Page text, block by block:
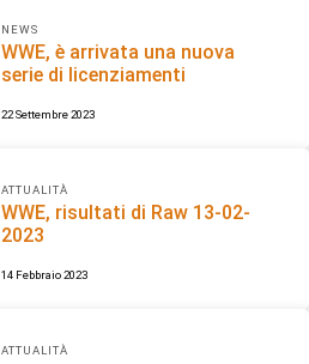
NEWS
WWE, è arrivata una nuova
serie di licenziamenti
22 Settembre 2023
ATTUALITÀ
WWE, risultati di Raw 13-02-
2023
14 Febbraio 2023
ATTUALITÀ